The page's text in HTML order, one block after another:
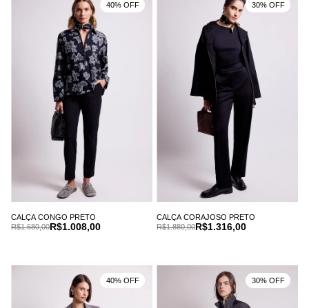
CALÇA CONGO PRETO
R$1.008,00
R$1.680,00
40% OFF
CALÇA CORAJOSO PRETO
R$1.316,00
R$1.880,00
30% OFF
40% OFF 30% OFF